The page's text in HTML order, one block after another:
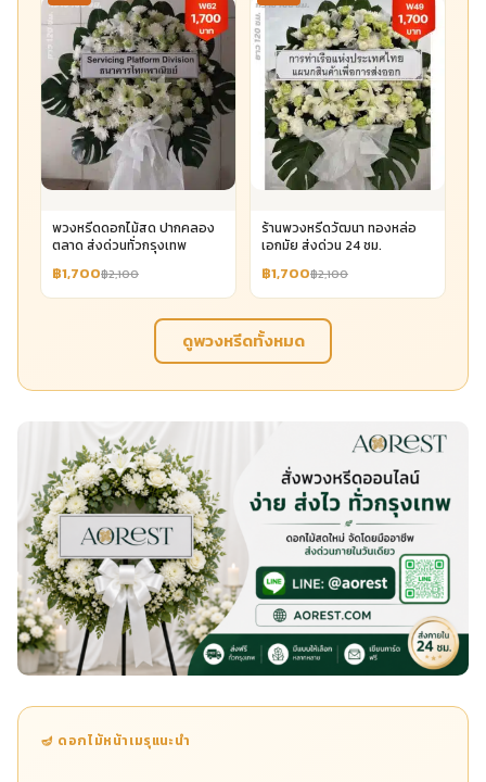
พวงหรีดดอกไม้สด ปากคลอง
ตลาด ส่งด่วนทั่วกรุงเทพ
฿1,700฿2,100
ร้านพวงหรีดวัฒนา ทองหล่อ
เอกมัย ส่งด่วน 24 ชม.
฿1,700฿2,100
ดูพวงหรีดทั้งหมด
🪔 ดอกไม้หน้าเมรุแนะนำ